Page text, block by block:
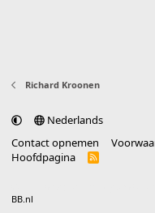
Richard Kroonen
Nederlands
Contact opnemen
Hoofdpagina
R
BB.nl